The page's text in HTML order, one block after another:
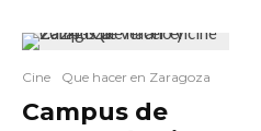
Cine Que hacer en Zaragoza
Campus de